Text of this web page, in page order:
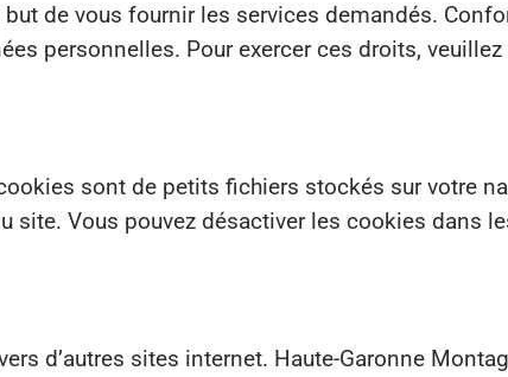
de vous fournir les services demandés.
personnelles. Pour exercer ces droits, veuillez
sont de petits fichiers stockés sur votre
Vous pouvez désactiver les cookies dans
d’autres sites internet. Haute-Garonne